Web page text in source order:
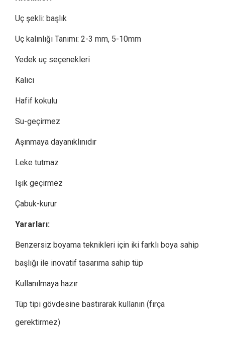
Uç şekli: başlık
Uç kalınlığı Tanımı: 2-3 mm, 5-10mm
Yedek uç seçenekleri
Kalıcı
Hafif kokulu
Su-geçirmez
Aşınmaya dayanıklınıdır
Leke tutmaz
Işık geçirmez
Çabuk-kurur
Yararları:
Benzersiz boyama teknikleri için iki farklı boya sahip
başlığı ile inovatif tasarıma sahip tüp
Kullanılmaya hazır
Tüp tipi gövdesine bastırarak kullanın (fırça
gerektirmez)